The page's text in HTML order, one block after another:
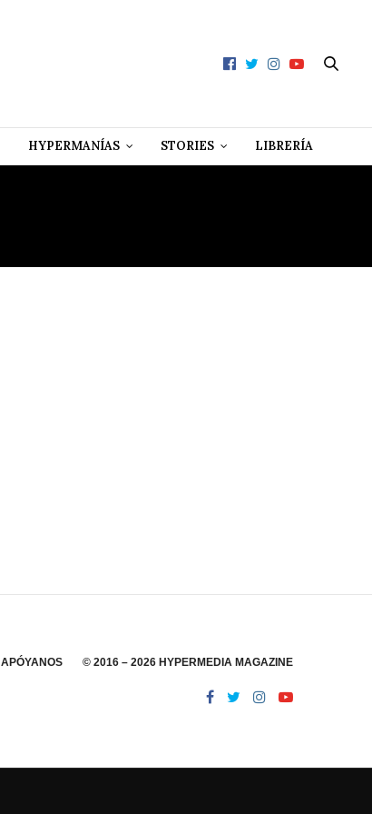
HYPERMANÍAS STORIES LIBRERÍA
APÓYANOS © 2016 – 2026 HYPERMEDIA MAGAZINE